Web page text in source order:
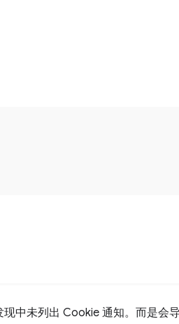
中未列出 Cookie 通知。而是会